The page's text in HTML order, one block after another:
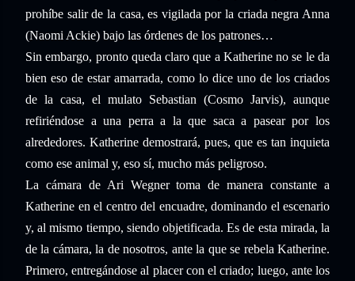
prohíbe salir de la casa, es vigilada por la criada negra Anna
(Naomi Ackie) bajo las órdenes de los patrones…
Sin embargo, pronto queda claro que a Katherine no se le da
bien eso de estar amarrada, como lo dice uno de los criados
de la casa, el mulato Sebastian (Cosmo Jarvis), aunque
refiriéndose a una perra a la que saca a pasear por los
alrededores. Katherine demostrará, pues, que es tan inquieta
como ese animal y, eso sí, mucho más peligroso.
La cámara de Ari Wegner toma de manera constante a
Katherine en el centro del encuadre, dominando el escenario
y, al mismo tiempo, siendo objetificada. Es de esta mirada, la
de la cámara, la de nosotros, ante la que se rebela Katherine.
Primero, entregándose al placer con el criado; luego, ante los